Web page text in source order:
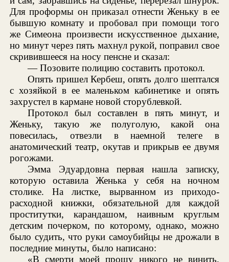
Для проформы он приказал отнести Женьку в ее
бывшую комнату и пробовал при помощи того
же Симеона произвести искусственное дыхание,
но минут через пять махнул рукой, поправил свое
скривившееся на носу пенсне и сказал:
— Позовите полицию составить протокол.
Опять пришел Кербеш, опять долго шептался
с хозяйкой в ее маленьком кабинетике и опять
захрустел в кармане новой сторублевкой.
Протокол был составлен в пять минут, и
Женьку, такую же полуголую, какой она
повесилась, отвезли в наемной телеге в
анатомический театр, окутав и прикрыв ее двумя
рогожами.
Эмма Эдуардовна первая нашла записку,
которую оставила Женька у себя на ночном
столике. На листке, вырванном из приходо-
расходной книжки, обязательной для каждой
проститутки, карандашом, наивным круглым
детским почерком, по которому, однако, можно
было судить, что руки самоубийцы не дрожали в
последние минуты, было написано:
«В смерти моей прошу никого не винить.